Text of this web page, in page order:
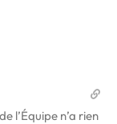
l’Équipe n’a rien